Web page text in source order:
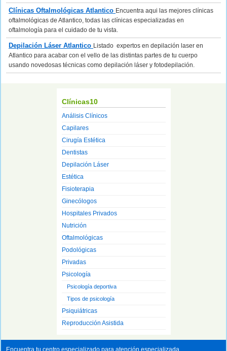
Clínicas Oftalmológicas Atlantico Encuentra aqui las mejores clínicas
oftalmológicas de Atlantico, todas las clínicas especializadas en
oftalmología para el cuidado de tu vista.
Depilación Láser Atlantico Listado expertos en depilación laser en
Atlantico para acabar con el vello de las distintas partes de tu cuerpo
usando novedosas técnicas como depilación láser y fotodepilación.
Clínicas10
Análisis Clínicos
Capilares
Cirugía Estética
Dentistas
Depilación Láser
Estética
Fisioterapia
Ginecólogos
Hospitales Privados
Nutrición
Oftalmológicas
Podológicas
Privadas
Psicología
Psicología deportiva
Tipos de psicología
Psiquiátricas
Reproducción Asistida
Encuentra tu centro especializado para atención especializada.